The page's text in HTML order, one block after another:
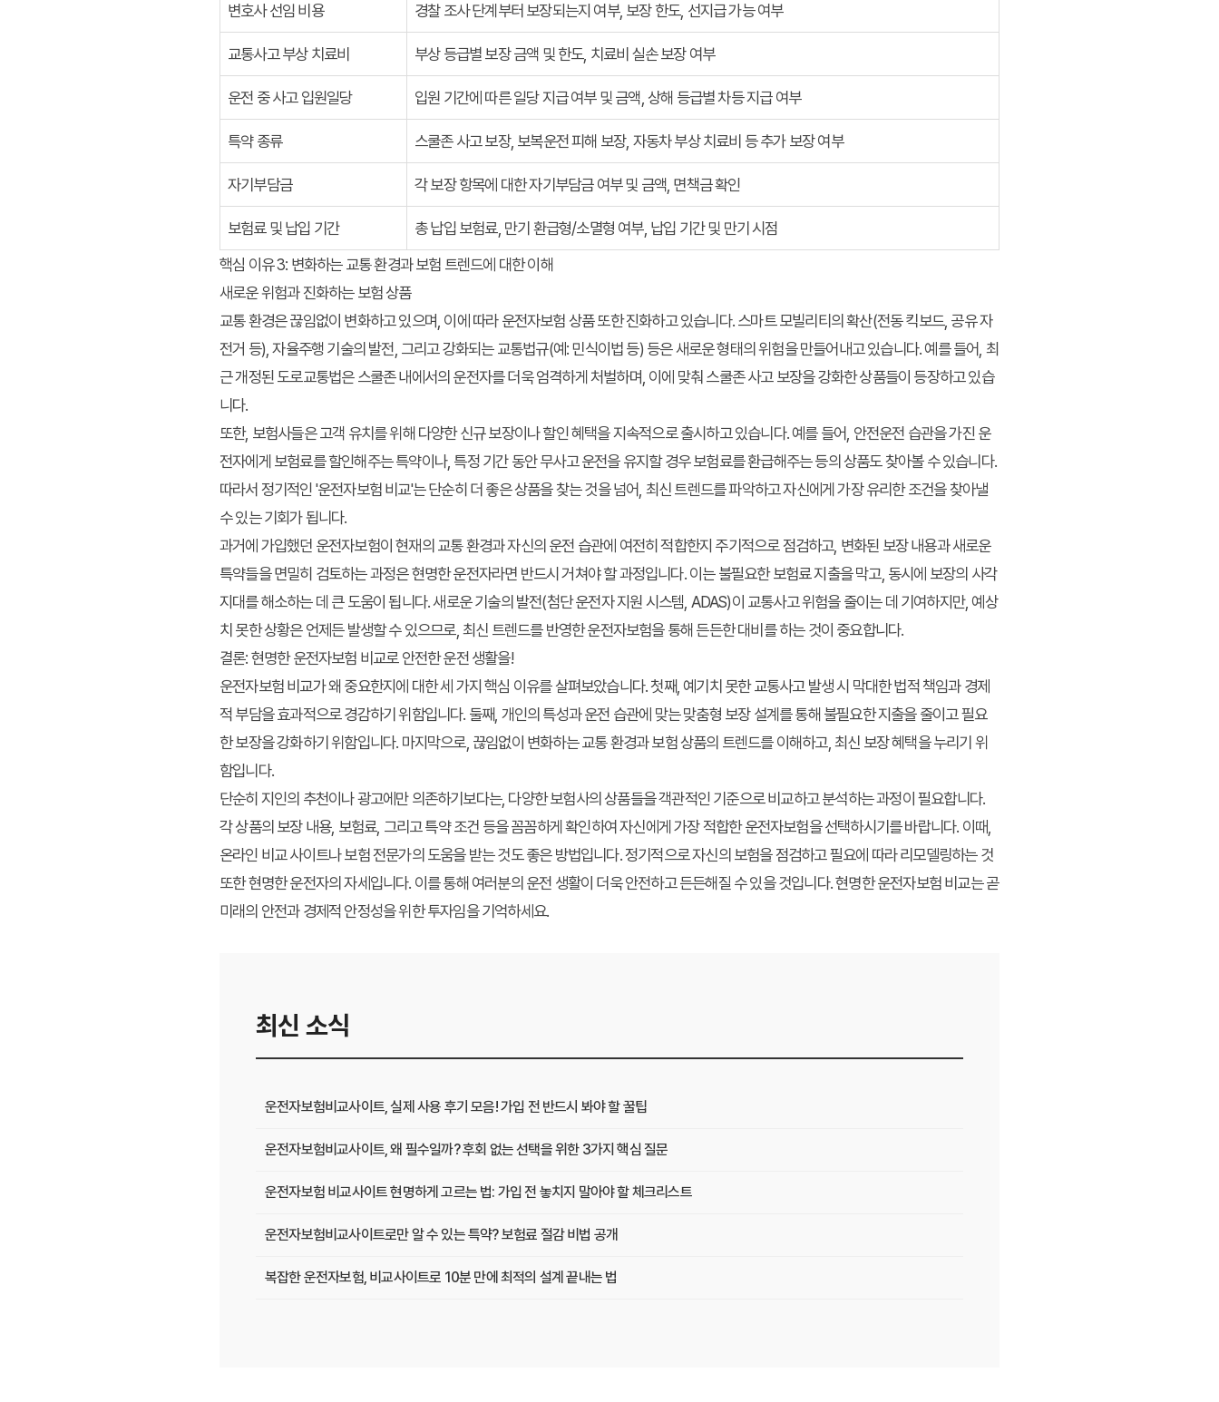
변호사 선임 비용 경찰 조사 단계부터 보장되는지 여부, 보장 한도, 선지급 가능 여부
교통사고 부상 치료비 부상 등급별 보장 금액 및 한도, 치료비 실손 보장 여부
운전 중 사고 입원일당 입원 기간에 따른 일당 지급 여부 및 금액, 상해 등급별 차등 지급 여부
특약 종류 스쿨존 사고 보장, 보복운전 피해 보장, 자동차 부상 치료비 등 추가 보장 여부
자기부담금 각 보장 항목에 대한 자기부담금 여부 및 금액, 면책금 확인
보험료 및 납입 기간
총 납입 보험료, 만기 환급형/소멸형 여부, 납입 기간 및 만기 시점
핵심 이유 3: 변화하는 교통 환경과 보험 트렌드에 대한 이해
새로운 위험과 진화하는 보험 상품
교통 환경은 끊임없이 변화하고 있으며, 이에 따라 운전자보험 상품 또한 진화하고 있습니다. 스마트 모빌리티의 확산(전동 킥보드, 공유 자
전거 등), 자율주행 기술의 발전, 그리고 강화되는 교통법규(예: 민식이법 등) 등은 새로운 형태의 위험을 만들어내고 있습니다. 예를 들어, 최
근 개정된 도로교통법은 스쿨존 내에서의 운전자를 더욱 엄격하게 처벌하며, 이에 맞춰 스쿨존 사고 보장을 강화한 상품들이 등장하고 있습
니다.
또한, 보험사들은 고객 유치를 위해 다양한 신규 보장이나 할인 혜택을 지속적으로 출시하고 있습니다. 예를 들어, 안전운전 습관을 가진 운
전자에게 보험료를 할인해주는 특약이나, 특정 기간 동안 무사고 운전을 유지할 경우 보험료를 환급해주는 등의 상품도 찾아볼 수 있습니다.
따라서 정기적인 '운전자보험 비교'는 단순히 더 좋은 상품을 찾는 것을 넘어, 최신 트렌드를 파악하고 자신에게 가장 유리한 조건을 찾아낼
수 있는 기회가 됩니다.
과거에 가입했던 운전자보험이 현재의 교통 환경과 자신의 운전 습관에 여전히 적합한지 주기적으로 점검하고, 변화된 보장 내용과 새로운
특약들을 면밀히 검토하는 과정은 현명한 운전자라면 반드시 거쳐야 할 과정입니다. 이는 불필요한 보험료 지출을 막고, 동시에 보장의 사각
지대를 해소하는 데 큰 도움이 됩니다. 새로운 기술의 발전(첨단 운전자 지원 시스템, ADAS)이 교통사고 위험을 줄이는 데 기여하지만, 예상
치 못한 상황은 언제든 발생할 수 있으므로, 최신 트렌드를 반영한 운전자보험을 통해 든든한 대비를 하는 것이 중요합니다.
결론: 현명한 운전자보험 비교로 안전한 운전 생활을!
운전자보험 비교가 왜 중요한지에 대한 세 가지 핵심 이유를 살펴보았습니다. 첫째, 예기치 못한 교통사고 발생 시 막대한 법적 책임과 경제
적 부담을 효과적으로 경감하기 위함입니다. 둘째, 개인의 특성과 운전 습관에 맞는 맞춤형 보장 설계를 통해 불필요한 지출을 줄이고 필요
한 보장을 강화하기 위함입니다. 마지막으로, 끊임없이 변화하는 교통 환경과 보험 상품의 트렌드를 이해하고, 최신 보장 혜택을 누리기 위
함입니다.
단순히 지인의 추천이나 광고에만 의존하기보다는, 다양한 보험사의 상품들을 객관적인 기준으로 비교하고 분석하는 과정이 필요합니다.
각 상품의 보장 내용, 보험료, 그리고 특약 조건 등을 꼼꼼하게 확인하여 자신에게 가장 적합한 운전자보험을 선택하시기를 바랍니다. 이때,
온라인 비교 사이트나 보험 전문가의 도움을 받는 것도 좋은 방법입니다. 정기적으로 자신의 보험을 점검하고 필요에 따라 리모델링하는 것
또한 현명한 운전자의 자세입니다. 이를 통해 여러분의 운전 생활이 더욱 안전하고 든든해질 수 있을 것입니다. 현명한 운전자보험 비교는 곧
미래의 안전과 경제적 안정성을 위한 투자임을 기억하세요.
최신 소식
운전자보험비교사이트, 실제 사용 후기 모음! 가입 전 반드시 봐야 할 꿀팁
운전자보험비교사이트, 왜 필수일까? 후회 없는 선택을 위한 3가지 핵심 질문
운전자보험 비교사이트 현명하게 고르는 법: 가입 전 놓치지 말아야 할 체크리스트
운전자보험비교사이트로만 알 수 있는 특약? 보험료 절감 비법 공개
복잡한 운전자보험, 비교사이트로 10분 만에 최적의 설계 끝내는 법